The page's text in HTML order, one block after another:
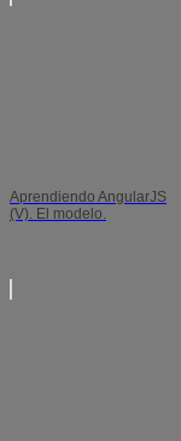
Aprendiendo AngularJS
(V). El modelo.